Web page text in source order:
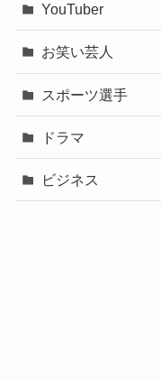
YouTuber
お笑い芸人
スポーツ選手
ドラマ
ビジネス